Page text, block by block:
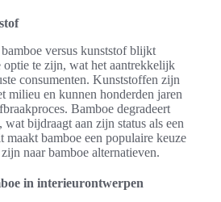
versus kunststof blijkt
optie te zijn, wat het aantrekkelijk
consumenten. Kunststoffen zijn
milieu en kunnen honderden jaren
Bamboe degradeert
bijdraagt aan zijn status als een
maakt bamboe een populaire keuze
naar bamboe alternatieven.
in interieurontwerpen